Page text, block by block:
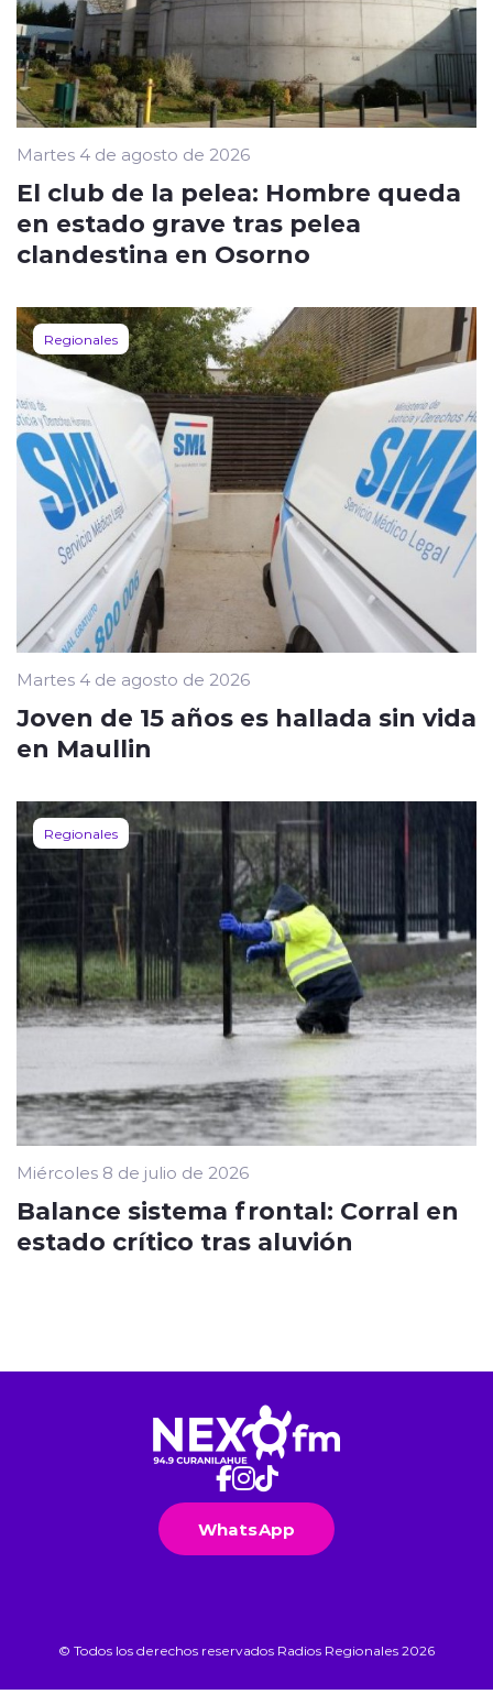
Martes 4 de agosto de 2026
El club de la pelea: Hombre queda
en estado grave tras pelea
clandestina en Osorno
Regionales
Martes 4 de agosto de 2026
Joven de 15 años es hallada sin vida
en Maullin
Regionales
Miércoles 8 de julio de 2026
Balance sistema frontal: Corral en
estado crítico tras aluvión
WhatsApp
© Todos los derechos reservados Radios Regionales 2026